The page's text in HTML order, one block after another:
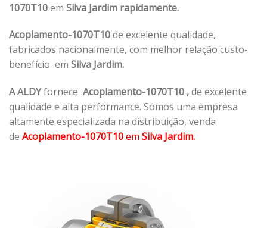
1070T10em Silva Jardim rapidamente.
Acoplamento-1070T10de excelente qualidade,
fabricados nacionalmente, com melhor relação custo-
benefício em Silva Jardim.
A ALDYfornece Acoplamento-1070T10 ,de excelente
qualidade e alta performance. Somos uma empresa
altamente especializada na distribuição, venda
de Acoplamento-1070T10em Silva Jardim.